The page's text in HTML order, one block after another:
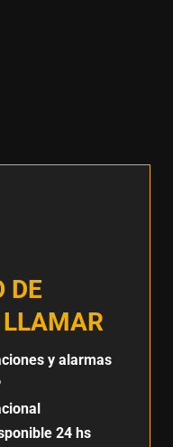
DE
LLAMAR
y alarmas
24 hs